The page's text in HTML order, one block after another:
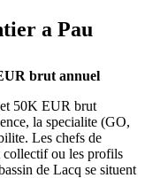
a Pau
brut annuel
50K EUR brut
la specialite (GO,
Les chefs de
collectif ou les profils
de Lacq se situent